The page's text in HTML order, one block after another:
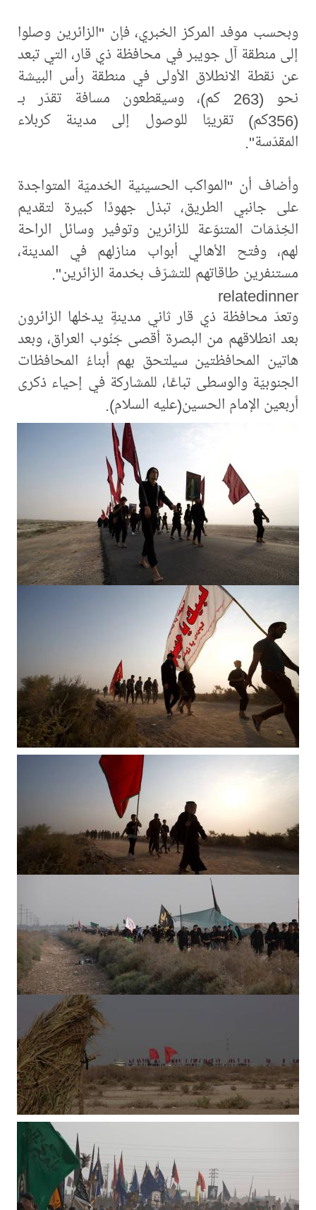
وبحسب موفد المركز الخبري، فإن "الزائرين وصلوا
إلى منطقة آل جويبر في محافظة ذي قار، التي تبعد
عن نقطة الانطلاق الأولى في منطقة رأس البيشة
نحو (263 كم)، وسيقطعون مسافة تقدّر بـ
(356كم) تقريبًا للوصول إلى مدينة كربلاء
المقدّسة".
وأضاف أن "المواكب الحسينية الخدميّة المتواجدة
على جانبي الطريق، تبذل جهودًا كبيرة لتقديم
الخِدْمَات المتنوّعة للزائرين وتوفير وسائل الراحة
لهم، وفتح الأهالي أبواب منازلهم في المدينة،
مستنفرين طاقاتهم للتشرّف بخدمة الزائرين".
relatedinner
وتعدّ محافظة ذي قار ثاني مدينةٍ يدخلها الزائرون
بعد انطلاقهم من البصرة أقصى جَنُوب العراق، وبعد
هاتين المحافظتين سيلتحق بهم أبناءُ المحافظات
الجنوبيّة والوسطى تباعًا، للمشاركة في إحياء ذكرى
أربعين الإمام الحسين(عليه السلام).